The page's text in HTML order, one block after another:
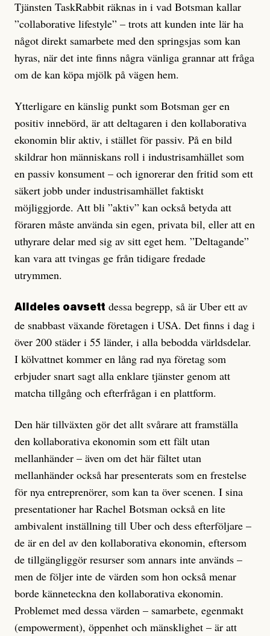
Tjänsten TaskRabbit räknas in i vad Botsman kallar
”collaborative lifestyle” – trots att kunden inte lär ha
något direkt samarbete med den springsjas som kan
hyras, när det inte finns några vänliga grannar att fråga
om de kan köpa mjölk på vägen hem.
Ytterligare en känslig punkt som Botsman ger en
positiv innebörd, är att deltagaren i den kollaborativa
ekonomin blir aktiv, i stället för passiv. På en bild
skildrar hon människans roll i industrisamhället som
en passiv konsument – och ignorerar den fritid som ett
säkert jobb under industrisamhället faktiskt
möjliggjorde. Att bli ”aktiv” kan också betyda att
föraren måste använda sin egen, privata bil, eller att en
uthyrare delar med sig av sitt eget hem. ”Deltagande”
kan vara att tvingas ge från tidigare fredade
utrymmen.
Alldeles oavsett dessa begrepp, så är Uber ett av
de snabbast växande företagen i USA. Det finns i dag i
över 200 städer i 55 länder, i alla bebodda världsdelar.
I kölvattnet kommer en lång rad nya företag som
erbjuder snart sagt alla enklare tjänster genom att
matcha tillgång och efterfrågan i en plattform.
Den här tillväxten gör det allt svårare att framställa
den kollaborativa ekonomin som ett fält utan
mellanhänder – även om det här fältet utan
mellanhänder också har presenterats som en frestelse
för nya entreprenörer, som kan ta över scenen. I sina
presentationer har Rachel Botsman också en lite
ambivalent inställning till Uber och dess efterföljare –
de är en del av den kollaborativa ekonomin, eftersom
de tillgängliggör resurser som annars inte används –
men de följer inte de värden som hon också menar
borde känneteckna den kollaborativa ekonomin.
Problemet med dessa värden – samarbete, egenmakt
(empowerment), öppenhet och mänsklighet – är att